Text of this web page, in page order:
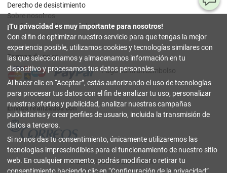
Derecho de desistimiento
Sobre nosotros
Configuración de privacidad
Formas de pago
Pago contrarreembolso
Envíos realizados con
© 2003-2026 TOLENS.COM.
¡Tu privacidad es muy importante para nosotros!
Con el fin de optimizar nuestro servicio para que tengas la mejor
experiencia posible, utilizamos cookies y tecnologías similares con
las que seleccionamos y almacenamos información en tu
dispositivo y procesamos tus datos personales.
Al hacer clic en Aceptar , estás autorizando el uso de tecnologías
para procesar tus datos con el fin de analizar tu uso, personalizar
nuestras ofertas y publicidad, analizar nuestras campañas
publicitarias y crear perfiles de usuario, incluida la transmisión de
datos a terceros.
Si no nos das tu consentimiento, únicamente utilizaremos las
tecnologías imprescindibles para el funcionamiento de nuestro sitio
web. En cualquier momento, podrás modificar o retirar tu
consentimiento haciendo clic en Configuración de la privacidad